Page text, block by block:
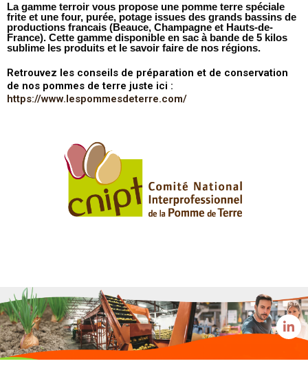
La gamme terroir vous propose une pomme terre spéciale
frite et une four, purée, potage issues des grands bassins de
productions francais (Beauce, Champagne et Hauts-de-
France). Cette gamme disponible en sac à bande de 5 kilos
sublime les produits et le savoir faire de nos régions.
Retrouvez les conseils de préparation et de conservation
de nos pommes de terre juste ici :
https://www.lespommesdeterre.com/